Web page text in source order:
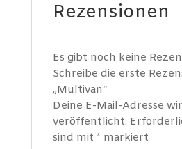
Rezensionen
Es gibt noch keine
Schreibe die erste
„Multivan“
Deine E-Mail-Adresse
veröffentlicht.
sind mit * markiert